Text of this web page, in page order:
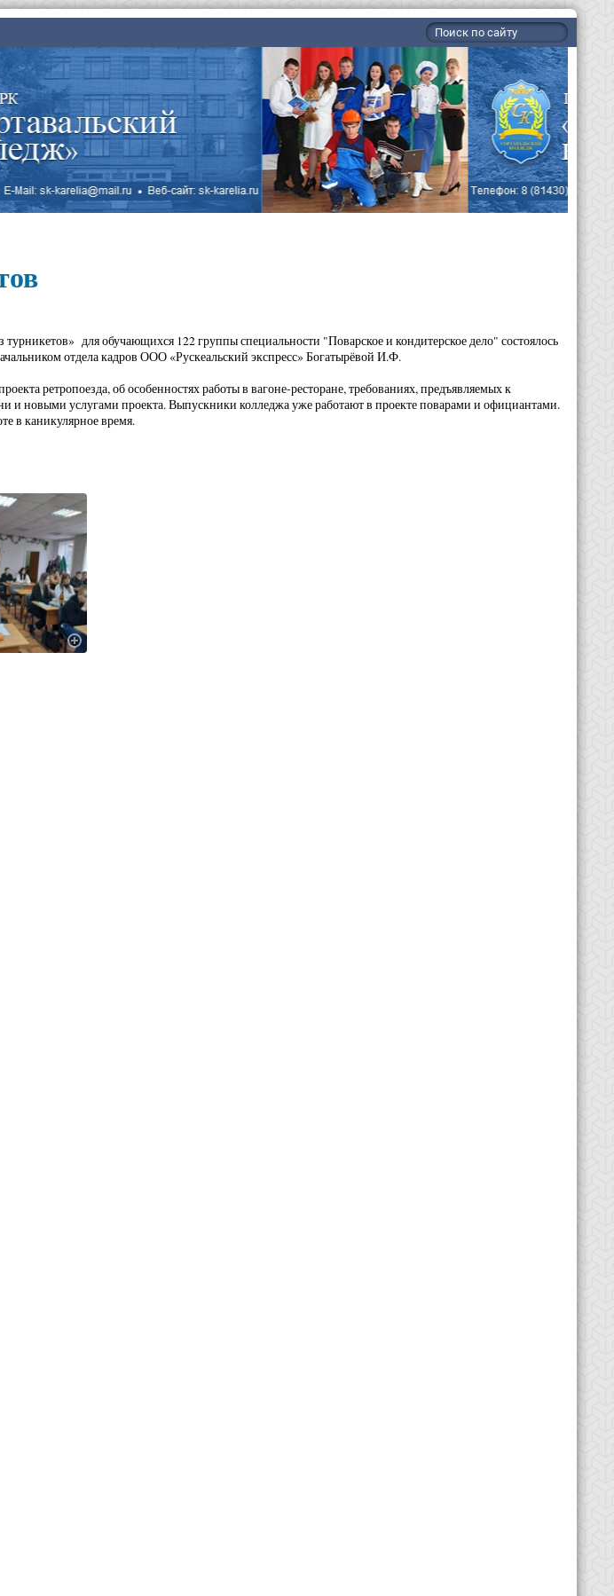
турникетов» для обучающихся 122 группы специальности "Поварское и кондитерское дело" состоялось
отдела кадров ООО «Рускеальский экспресс» Богатырёвой И.Ф.
ретропоезда, об особенностях работы в вагоне-ресторане, требованиях, предъявляемых к
и новыми услугами проекта. Выпускники колледжа уже работают в проекте поварами и официантами.
в каникулярное время.